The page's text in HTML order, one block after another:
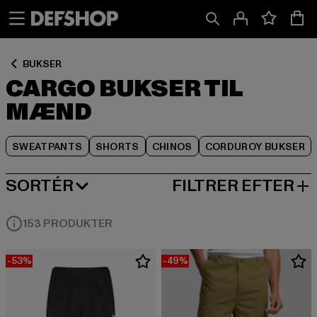
BUKSER
CARGO BUKSER TIL
MÆND
SWEATPANTS SHORTS CHINOS CORDUROY BUKSER
SORTÉR
MEST POPULÆRE FILTRER EFTER
153 PRODUKTER
-53% -49%